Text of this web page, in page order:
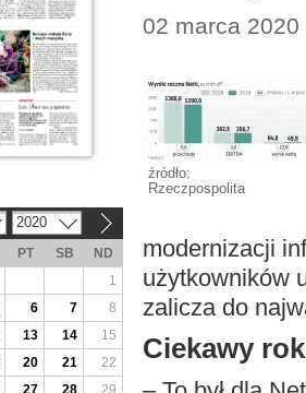
02 marca
źródło:
Rzeczpospolita
modernizacji
użytkowników
zalicza do
Ciekawy rok
2020
PT SB
ND
1
6 7
8
13 14
15
20 21
22
27 28
29